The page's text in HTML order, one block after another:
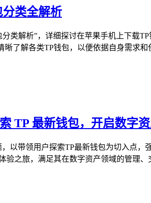
类全解析
分类解析”，详细探讨在苹果手机上下载
了解各类TP钱包，以便依据自身需求
TP 最新钱包，开启数字
以带领用户探索TP最新钱包为切入点
验之旅，满足其在数字资产领域的管理